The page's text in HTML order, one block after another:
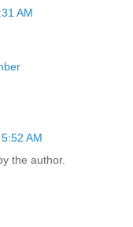
AM
AM
the author.